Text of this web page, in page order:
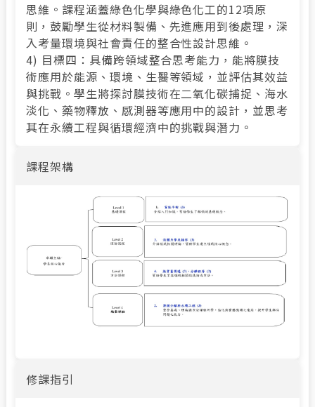
思維。課程涵蓋綠色化學與綠色化工的12項原
則，鼓勵學生從材料製備、先進應用到後處理，深
入考量環境與社會責任的整合性設計思維。
4) 目標四：具備跨領域整合思考能力，能將膜技
術應用於能源、環境、生醫等領域，並評估其效益
與挑戰。學生將探討膜技術在二氧化碳捕捉、海水
淡化、藥物釋放、感測器等應用中的設計，並思考
其在永續工程與循環經濟中的挑戰與潛力。
課程架構
修課指引